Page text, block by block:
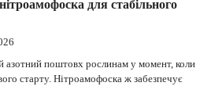
для стабільного
азотний поштовх рослинам у момент, коли
старту. Нітроамофоска ж забезпечує